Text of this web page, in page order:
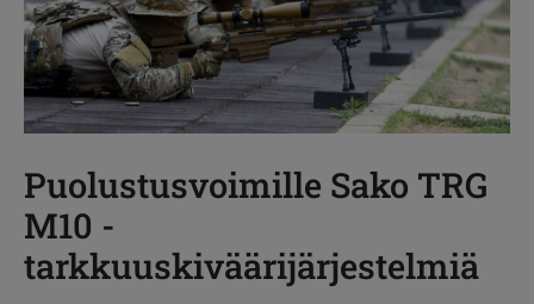
ANSIOMITALI
DIGILEHDET
Puolustusvoimille Sako TRG
M10 -
tarkkuuskiväärijärjestelmiä